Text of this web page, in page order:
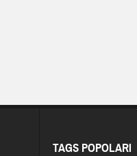
TAGS POPOLARI